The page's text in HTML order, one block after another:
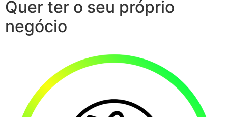
Quer ter o seu próprio
negócio